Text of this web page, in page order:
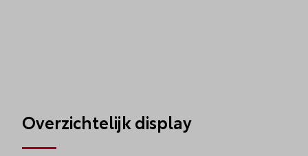
Overzichtelijk display